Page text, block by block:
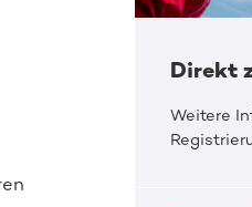
Direkt
Weitere